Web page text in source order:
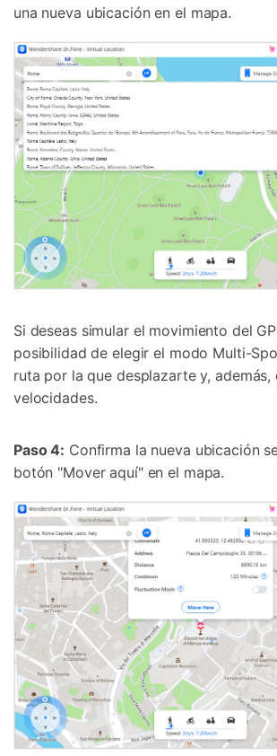
una nueva ubicación en el mapa.
Si deseas simular el movimiento del
posibilidad de elegir el modo Multi-
ruta por la que desplazarte y,
velocidades.
Paso 4: Confirma la nueva ubicación
botón "Mover aquí" en el mapa.